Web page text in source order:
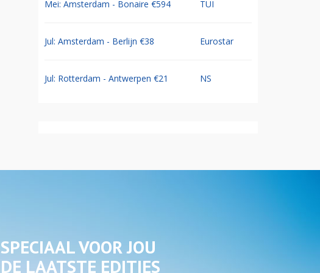
Mei: Amsterdam - Bonaire €594 TUI
Jul: Amsterdam - Berlijn €38 Eurostar
Jul: Rotterdam - Antwerpen €21 NS
SPECIAAL VOOR JOU
DE LAATSTE EDITIES